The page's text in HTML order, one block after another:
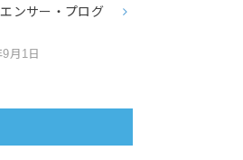
ンサー・プログ
月1日